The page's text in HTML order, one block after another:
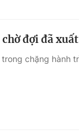
đợi đã
chặng hành